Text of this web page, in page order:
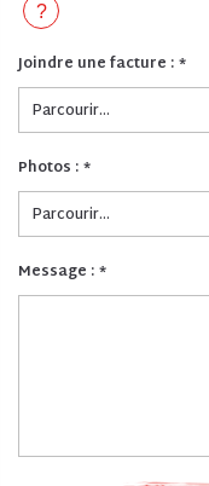
?
Joindre une facture :*
Parcourir...
Photos :*
Parcourir...
Message :*